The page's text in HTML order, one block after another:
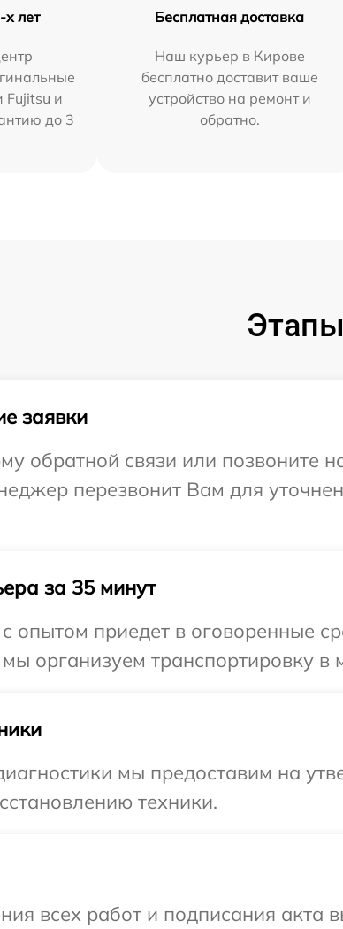
х лет
Fujitsu и
до 3
Бесплатная доставка
Наш курьер в Кирове
бесплатно доставит ваше
устройство на ремонт и
обратно.
заявки
обратной связи или позвоните
перезвонит Вам для
за 35 минут
опытом приедет в оговоренные
организуем транспортировку в
мы предоставим на
техники.
всех работ и подписания акта